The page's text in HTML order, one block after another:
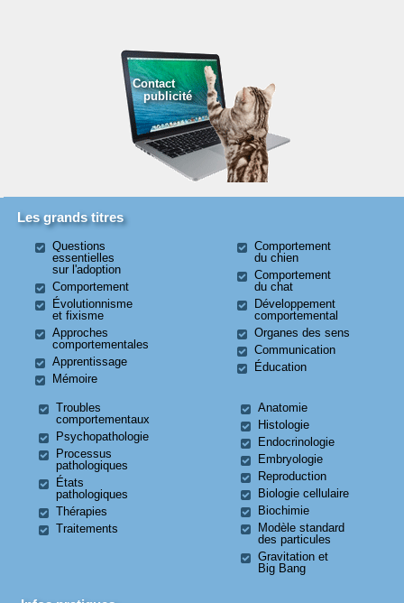
Contact
publicité
Les grands titres
Questions
essentielles
sur l'adoption
Comportement
Évolutionnisme
et fixisme
Approches
comportementales
Apprentissage
Mémoire
Comportement
du chien
Comportement
du chat
Développement
comportemental
Organes des sens
Communication
Éducation
Troubles
comportementaux
Psychopathologie
Processus
pathologiques
États
pathologiques
Thérapies
Traitements
Anatomie
Histologie
Endocrinologie
Embryologie
Reproduction
Biologie cellulaire
Biochimie
Modèle standard
des particules
Gravitation et
Big Bang